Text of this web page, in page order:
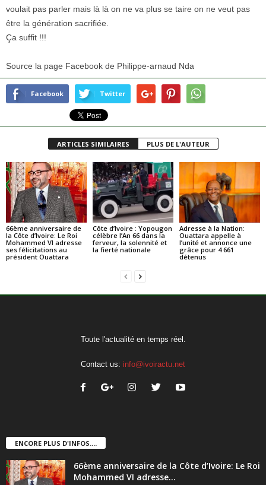
voulait pas parler mais là là on ne va plus se taire on ne veut pas
être la génération sacrifiée.
Ça suffit !!!
Source la page Facebook de Philippe-arnaud Nda
Facebook Twitter
ARTICLES SIMILAIRES PLUS DE L'AUTEUR
66ème anniversaire de
la Côte d’Ivoire: Le Roi
Mohammed VI adresse
ses félicitations au
président Ouattara
Côte d’Ivoire : Yopougon
célèbre l’An 66 dans la
ferveur, la solennité et
la fierté nationale
Adresse à la Nation:
Ouattara appelle à
l’unité et annonce une
grâce pour 4 661
détenus
Toute l'actualité en temps réel.
Contact us: info@ivoiractu.net
ENCORE PLUS D'INFOS....
66ème anniversaire de la Côte d’Ivoire: Le Roi
Mohammed VI adresse...